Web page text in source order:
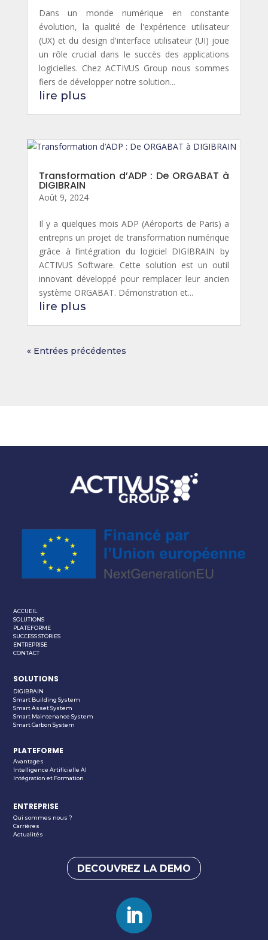
Dans un monde numérique en constante
évolution, la qualité de l'expérience utilisateur
(UX) et du design d'interface utilisateur (UI) joue
un rôle crucial dans le succès des applications
logicielles. Chez ACTIVUS Group nous sommes
fiers de développer notre solution...
lire plus
Transformation d’ADP : De ORGABAT à
DIGIBRAIN
Août 9, 2024
Il y a quelques mois ADP (Aéroports de Paris) a
entrepris un projet de transformation numérique
grâce à l’intégration du logiciel DIGIBRAIN by
ACTIVUS Software. Cette solution est un outil
innovant développé pour remplacer leur ancien
système ORGABAT. Démonstration et...
lire plus
« Entrées précédentes
ACCUEIL
SOLUTIONS
PLATEFORME
SUCCESS STORIES
ENTREPRISE
CONTACT
SOLUTIONS
DIGIBRAIN
Smart Building System
Smart Asset System
Smart Maintenance System
Smart Carbon System
PLATEFORME
Avantages
Intelligence Artificielle AI
Intégration et Formation
ENTREPRISE
Qui sommes nous ?
Carrières
Actualités
DECOUVREZ LA DEMO